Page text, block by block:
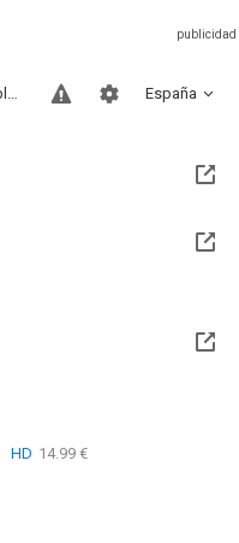
España
Sitios compatibles
2026 (Quedan 4 meses)
HD 14.99 €